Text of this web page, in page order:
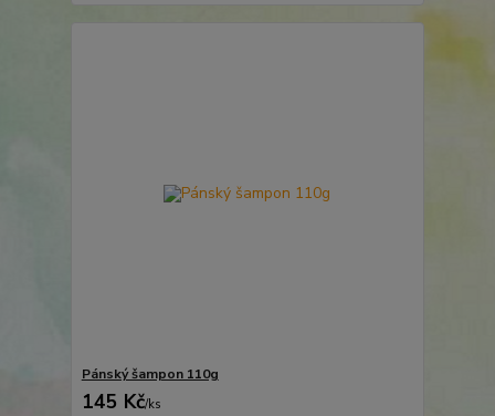
Pánský šampon 110g
145 Kč/ks